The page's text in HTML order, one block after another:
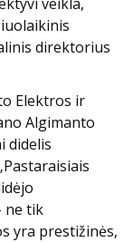
direktorius
Elektros ir
Algimanto
didelis
ne tik
yra prestižinės,